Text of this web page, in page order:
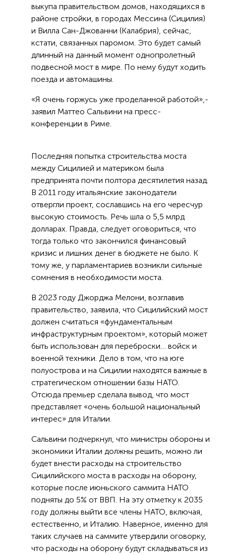
выкупа правительством домов, находящихся в
районе стройки, в городах Мессина (Сицилия)
и Вилла Сан-Джованни (Калабрия), сейчас,
кстати, связанных паромом. Это будет самый
длинный на данный момент однопролетный
подвесной мост в мире. По нему будут ходить
поезда и автомашины.
«Я очень горжусь уже проделанной работой»,-
заявил Маттео Сальвини на пресс-
конференции в Риме.
Последняя попытка строительства моста
между Сицилией и материком была
предпринята почти полтора десятилетия назад.
В 2011 году итальянские законодатели
отвергли проект, сославшись на его чересчур
высокую стоимость. Речь шла о 5,5 млрд
долларах. Правда, следует оговориться, что
тогда только что закончился финансовый
кризис и лишних денег в бюджете не было. К
тому же, у парламентариев возникли сильные
сомнения в необходимости моста.
В 2023 году Джорджа Мелони, возглавив
правительство, заявила, что Сицилийский мост
должен считаться «фундаментальным
инфраструктурным проектом», который может
быть использован для переброски… войск и
военной техники. Дело в том, что на юге
полуострова и на Сицилии находятся важные в
стратегическом отношении базы НАТО.
Отсюда премьер сделала вывод, что мост
представляет «очень большой национальный
интерес» для Италии.
Сальвини подчеркнул, что министры обороны и
экономики Италии должны решить, можно ли
будет внести расходы на строительство
Сицилийского моста в расходы на оборону,
которые после июньского саммита НАТО
подняты до 5% от ВВП. На эту отметку к 2035
году должны выйти все члены НАТО, включая,
естественно, и Италию. Наверное, именно для
таких случаев на саммите утвердили оговорку,
что расходы на оборону будут складываться из